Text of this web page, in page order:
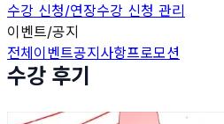
수강 신청/연장수강 신청 관리
이벤트/공지
전체 이벤트공지사항프로모션
수강 후기